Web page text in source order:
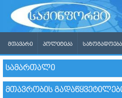
ᲛᲗᲐᲕᲐᲠᲘ ᲞᲝᲚᲘᲢᲘᲙᲐ ᲡᲐᲖᲝᲒᲐᲓᲝᲔᲑᲐ
ᲡᲐᲛᲐᲠᲗᲐᲚᲘ
ᲛᲗᲐᲕᲠᲝᲑᲘᲡ